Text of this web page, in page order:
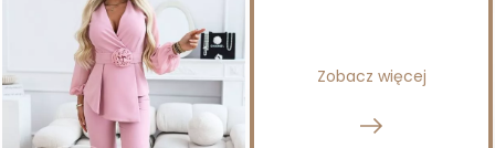
Zobacz więcej